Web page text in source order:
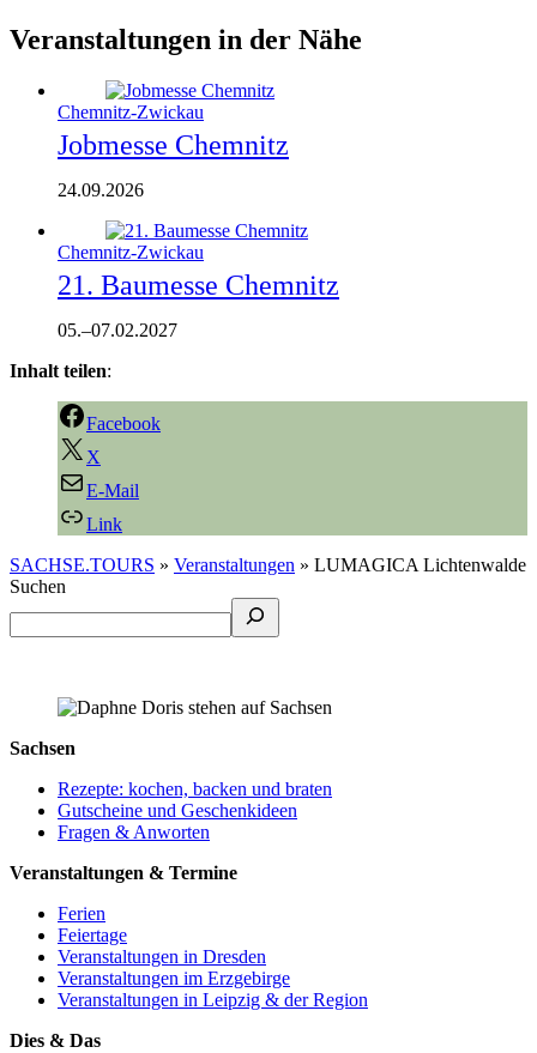
Veranstaltungen in der Nähe
Chemnitz-Zwickau
Jobmesse Chemnitz
24.09.2026
Chemnitz-Zwickau
21. Baumesse Chemnitz
05.–07.02.2027
Inhalt teilen:
Facebook
X
E-Mail
Link
SACHSE.TOURS » Veranstaltungen » LUMAGICA Lichtenwalde
Suchen
Sachsen
Rezepte: kochen, backen und braten
Gutscheine und Geschenkideen
Fragen & Anworten
Veranstaltungen & Termine
Ferien
Feiertage
Veranstaltungen in Dresden
Veranstaltungen im Erzgebirge
Veranstaltungen in Leipzig & der Region
Dies & Das